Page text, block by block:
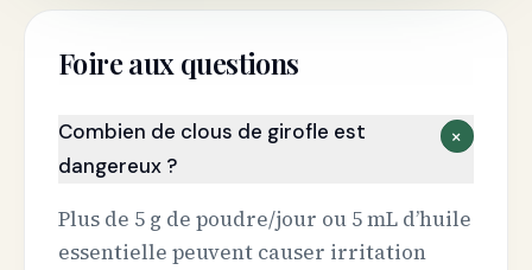
Foire aux questions
Combien de clous de girofle est
dangereux ?
+
Plus de 5 g de poudre/jour ou 5 mL d’huile
essentielle peuvent causer irritation